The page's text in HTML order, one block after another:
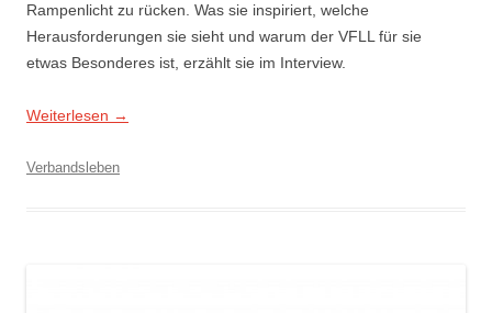
Rampenlicht zu rücken. Was sie inspiriert, welche
Herausforderungen sie sieht und warum der VFLL für sie
etwas Besonderes ist, erzählt sie im Interview.
Weiterlesen →
Verbandsleben